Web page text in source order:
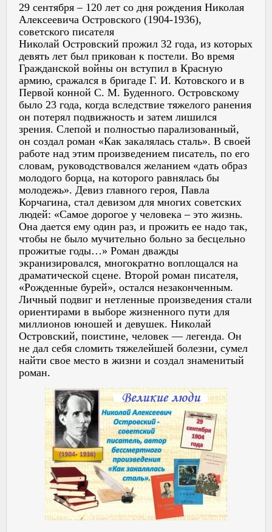
29 сентября – 120 лет со дня рождения Николая
Алексеевича Островского (1904-1936),
советского писателя
Николай Островский прожил 32 года, из которых
девять лет был прикован к постели. Во время
Гражданской войны он вступил в Красную
армию, сражался в бригаде Г. И. Котовского и в
Первой конной С. М. Буденного. Островскому
было 23 года, когда вследствие тяжелого ранения
он потерял подвижность и затем лишился
зрения. Слепой и полностью парализованный,
он создал роман «Как закалялась сталь». В своей
работе над этим произведением писатель, по его
словам, руководствовался желанием «дать образ
молодого борца, на которого равнялась бы
молодежь». Девиз главного героя, Павла
Корчагина, стал девизом для многих советских
людей: «Самое дорогое у человека – это жизнь.
Она дается ему один раз, и прожить ее надо так,
чтобы не было мучительно больно за бесцельно
прожитые годы…» Роман дважды
экранизировался, многократно воплощался на
драматической сцене. Второй роман писателя,
«Рожденные бурей», остался незаконченным.
Личный подвиг и нетленные произведения стали
ориентирами в выборе жизненного пути для
миллионов юношей и девушек. Николай
Островский, поистине, человек — легенда. Он
не дал себя сломить тяжелейшей болезни, сумел
найти свое место в жизни и создал знаменитый
роман.